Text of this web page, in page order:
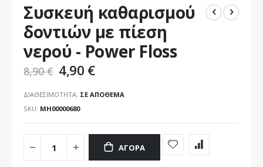
στην
αρχή
της
εικόνων
Συσκευή καθαρισμού
δοντιών με πίεση
νερού - Power Floss
8,90 € 4,90 €
ΔΙΑΘΕΣΙΜΌΤΗΤΑ: ΣΕ ΑΠΌΘΕΜΑ
SKU ΜΗ00000680
ΑΓΟΡΆ